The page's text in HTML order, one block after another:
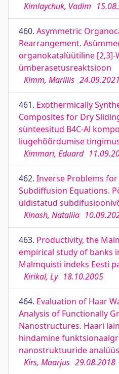
Kimlaychuk, Vadim
460. Asymmetric
Rearrangement.
organokatalüütiline [2,3]-
ümberasetusreaktsioon
Kimm, Mariliis 24.09.2021
461. Exothermically
Composites for Dry
sünteesitud B4C-Al
liugehõõrdumise
Kimmari, Eduard
462. Inverse Problems
Subdiffusion Equations.
üldistatud
Kinash, Nataliia
463. Productivity, the
empirical study of banks
Malmquisti indeks Eesti
Kirikal, Ly 18.10.2005
464. Evaluation of Haar
Analysis of Functionally
Nanostructures. Haari
hindamine
nanostruktuuride
Kirs, Maarjus 29.08.2018